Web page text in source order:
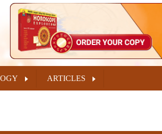
ARTICLES